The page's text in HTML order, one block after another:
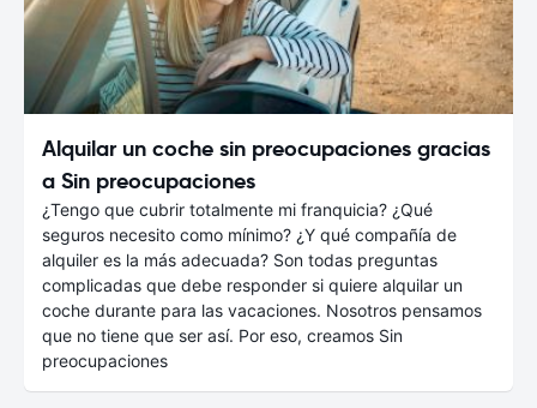
Alquilar un coche sin preocupaciones gracias
a Sin preocupaciones
¿Tengo que cubrir totalmente mi franquicia? ¿Qué
seguros necesito como mínimo? ¿Y qué compañía de
alquiler es la más adecuada? Son todas preguntas
complicadas que debe responder si quiere alquilar un
coche durante para las vacaciones. Nosotros pensamos
que no tiene que ser así. Por eso, creamos Sin
preocupaciones